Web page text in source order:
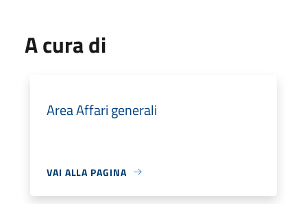
A cura di
Area Affari generali
VAI ALLA PAGINA